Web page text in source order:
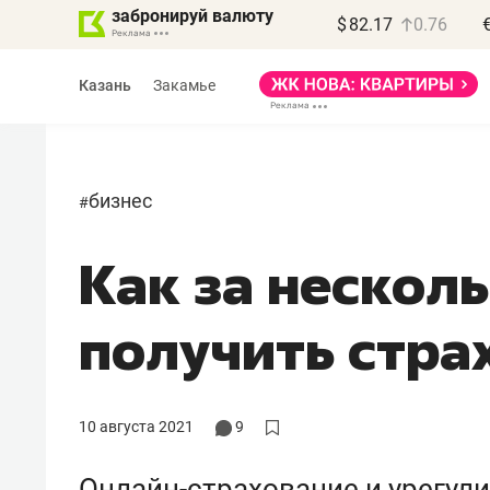
забронируй валюту $ 82.17 0.76
Казань Закамье
#бизнес
Как за
получить
10 августа 2021 9
Василь Мазитов
МАРТ
«Не зная местных
потерять минимум